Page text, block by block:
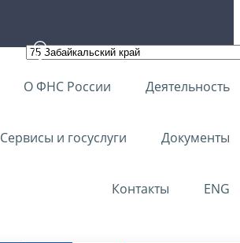
О ФНС России Деятельность
Сервисы и госуслуги Документы
Контакты ENG